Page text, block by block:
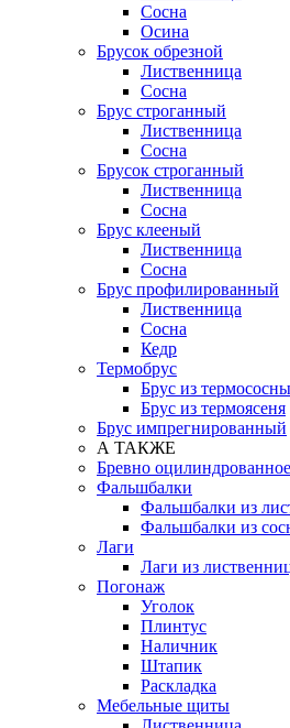
Сосна
Осина
Брусок обрезной
Лиственница
Сосна
Брус строганный
Лиственница
Сосна
Брусок строганный
Лиственница
Сосна
Брус клееный
Лиственница
Сосна
Брус профилированный
Лиственница
Сосна
Кедр
Термобрус
Брус из термососны
Брус из термоясеня
Брус импрегнированный
А ТАКЖЕ
Бревно оцилиндрованное
Фальшбалки
Фальшбалки из
Фальшбалки из
Лаги
Лаги из
Погонаж
Уголок
Плинтус
Наличник
Штапик
Раскладка
Мебельные щиты